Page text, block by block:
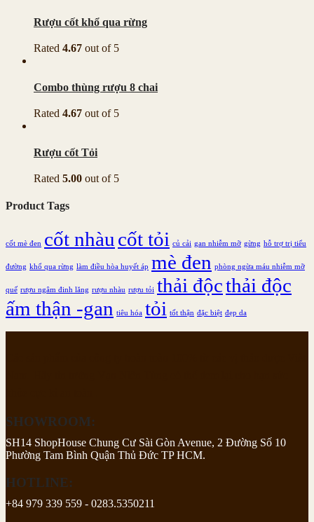
Rượu cốt khổ qua rừng
Rated 4.67 out of 5
Combo thùng rượu 8 chai
Rated 4.67 out of 5
Rượu cốt Tỏi
Rated 5.00 out of 5
Product Tags
cốt mè đen cốt nhàu cốt tỏi củ cải gan nhiễm mỡ gừng hỗ trợ trị tiểu
đường khổ qua rừng làm điều hòa huyết áp mè đen phòng ngừa máu nhiễm mỡ
quế rượu ngâm đinh lăng rượu nhàu rượu tỏi thải độcthải độc
ấm thận -gan tiêu hóa tỏi tốt thận đặc biệt đẹp da
SHOWROOM:
SH14 ShopHouse Chung Cư Sài Gòn Avenue, 2 Đường Số 10
Phường Tam Bình Quận Thủ Đức TP HCM.
HOTLINE:
+84 979 339 559 - 0283.5350211